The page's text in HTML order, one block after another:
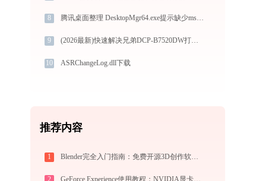
8 腾讯桌面整理 DesktopMgr64.exe提示缺少msvcr100.dll文件的解决办法
9 (2026最新)快速解决兄弟DCP-B7520DW打印机驱动安装问题，这篇文章告诉你方法
10 ASRChangeLog.dll下载
推荐内容
1 Blender完全入门指南：免费开源3D创作软件从下载到做出第一个作品（2026最新）
2 GeForce Experience使用教程：NVIDIA显卡驱动更新与游戏优化录制完全指南